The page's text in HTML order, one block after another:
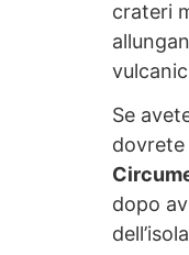
crateri
Se
dovrete
dopo